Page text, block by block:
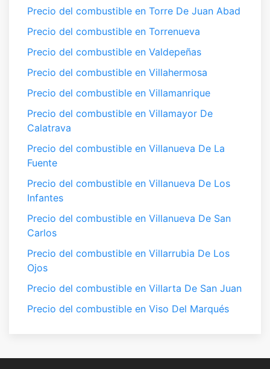
Precio del combustible en Torre De Juan Abad
Precio del combustible en Torrenueva
Precio del combustible en Valdepeñas
Precio del combustible en Villahermosa
Precio del combustible en Villamanrique
Precio del combustible en Villamayor De
Calatrava
Precio del combustible en Villanueva De La
Fuente
Precio del combustible en Villanueva De Los
Infantes
Precio del combustible en Villanueva De San
Carlos
Precio del combustible en Villarrubia De Los
Ojos
Precio del combustible en Villarta De San Juan
Precio del combustible en Viso Del Marqués